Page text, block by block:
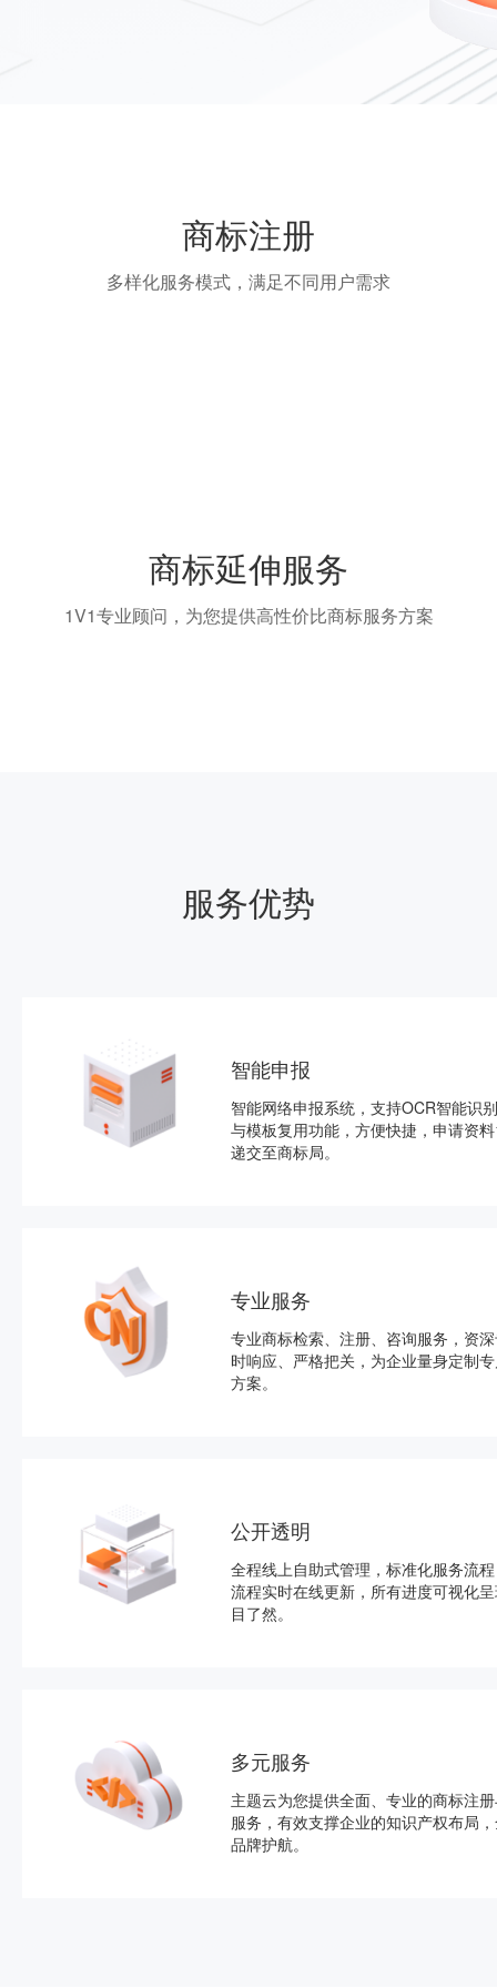
商标注册
多样化服务模式，满足不同用户需求
商标延伸服务
1V1专业顾问，为您提供高性价比商标服务方案
服务优势
智能申报
智能网络申报系统，支持OCR智能识
与模板复用功能，方便快捷，申请资
递交至商标局。
专业服务
专业商标检索、注册、咨询服务，资
时响应、严格把关，为企业量身定制
方案。
公开透明
全程线上自助式管理，标准化服务流
流程实时在线更新，所有进度可视化
目了然。
多元服务
主题云为您提供全面、专业的商标注
服务，有效支撑企业的知识产权布局
品牌护航。